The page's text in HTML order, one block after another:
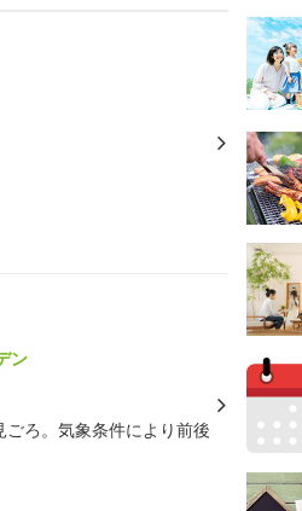
ン
ろ。気象条件により前後